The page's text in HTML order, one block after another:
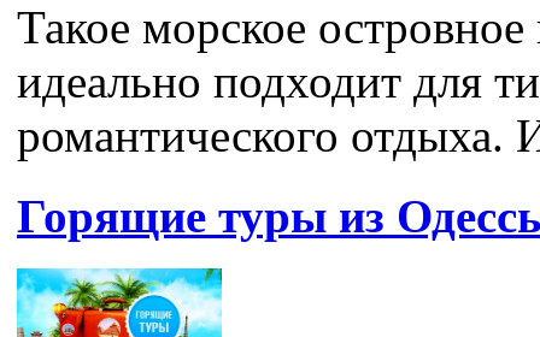
Такое морское
идеально подходит для
романтического отдыха.
Горящие туры из